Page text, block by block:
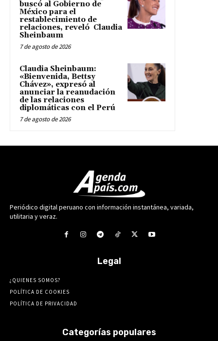
buscó al Gobierno de
México para el
restablecimiento de
relaciones, reveló Claudia
Sheinbaum
7 de agosto de 2026
Claudia Sheinbaum:
«Bienvenida, Bettsy
Chávez», expresó al
anunciar la reanudación
de las relaciones
diplomáticas con el Perú
7 de agosto de 2026
Periódico digital peruano con información instantánea, variada,
utilitaria y veraz.
Legal
¿QUIENES SOMOS?
POLÍTICA DE COOKIES
POLÍTICA DE PRIVACIDAD
Categorías populares